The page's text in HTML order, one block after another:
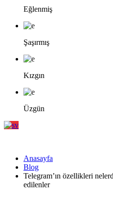
Eğlenmiş
Şaşırmış
Kızgın
Üzgün
Anasayfa
Blog
Telegram’ın özellikleri
edilenler